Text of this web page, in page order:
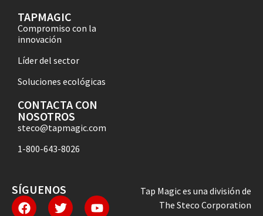
TAPMAGIC
Compromiso con la
innovación
Líder del sector
Soluciones ecológicas
CONTACTA CON
NOSOTROS
steco@tapmagic.com
1-800-643-8026
SÍGUENOS
Tap Magic es una división de
The Steco Corporation